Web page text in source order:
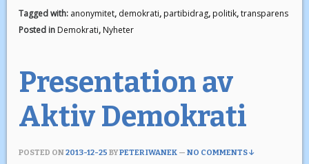
Tagged with: anonymitet, demokrati, partibidrag, politik,transparens
Posted in Demokrati, Nyheter
Presentation av
Aktiv Demokrati
POSTED ON2013-12-25 BYPETER IWANEK — NO COMMENTS ↓